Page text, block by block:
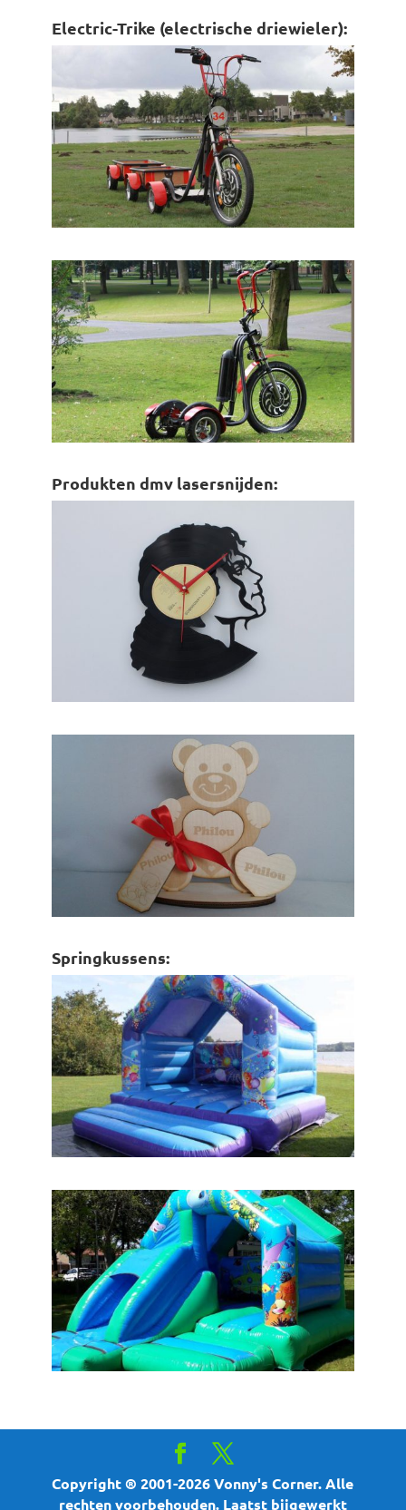
Electric-Trike (electrische driewieler):
Produkten dmv lasersnijden:
Springkussens:
Copyright ® 2001-2026 Vonny's Corner. Alle
rechten voorbehouden. Laatst bijgewerkt